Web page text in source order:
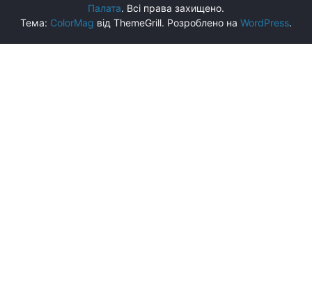
Палата. Всі права захищено.
Тема: ColorMag від ThemeGrill. Розроблено на WordPress.